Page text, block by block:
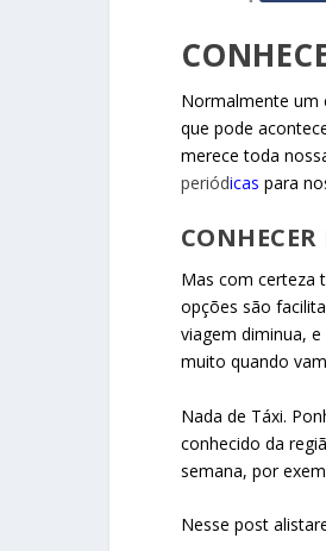
Normalmente um
que pode
merece toda
periódicas para
Mas com certeza
opções são
viagem diminua,
muito quando
Nada de Táxi.
conhecido da
semana, por
Nesse post